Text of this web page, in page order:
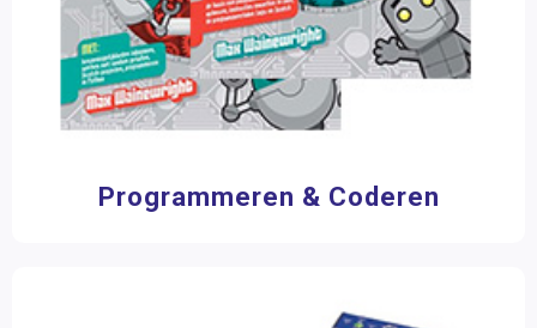
Programmeren & Coderen